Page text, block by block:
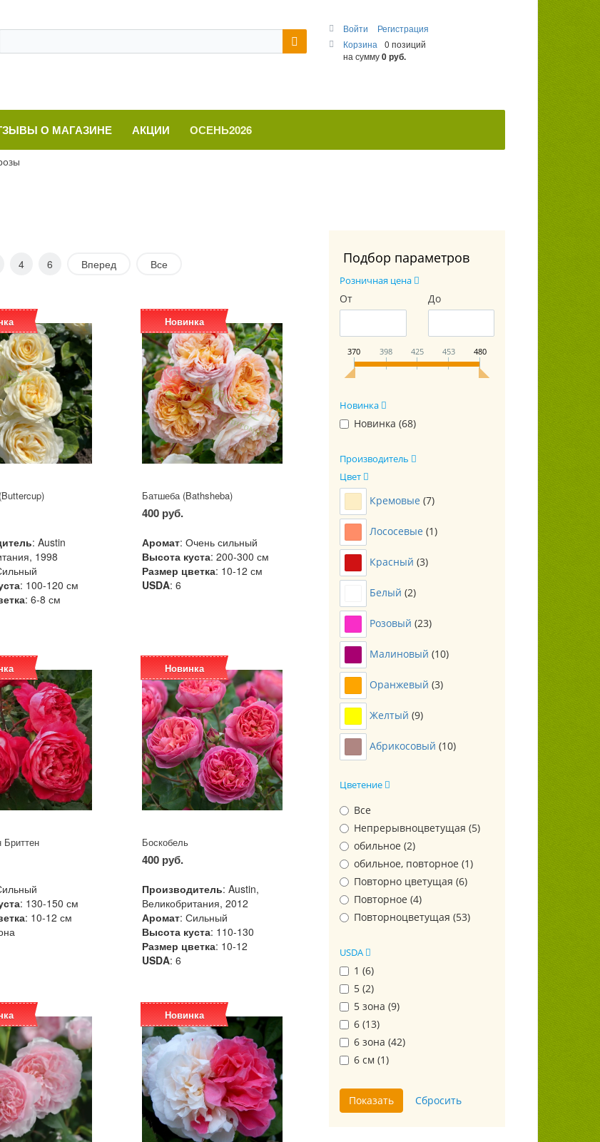
Войти
Регистрация
Корзина
0 позиций
на сумму0 руб.
О МАГАЗИНЕ АКЦИИ ОСЕНЬ2026
Подбор параметров
Розничная цена
От До
370 398 425 453 480
Новинка
Новинка (68)
Производитель
Цвет
Кремовые (7)
Лососевые (1)
Красный (3)
Белый (2)
Розовый (23)
Малиновый (10)
Оранжевый (3)
Желтый (9)
Абрикосовый (10)
Цветение
Все
Непрерывноцветущая (5)
обильное (2)
обильное, повторное (1)
Повторно цветущая (6)
Повторное (4)
Повторноцветущая (53)
USDA
1 (6)
5 (2)
5 зона (9)
6 (13)
6 зона (42)
6 см (1)
4 6 Вперед Все
: Austin
1998
: 100-120 см
: 6-8 см
Новинка
Батшеба (Bathsheba)
400 руб.
Аромат: Очень сильный
Высота куста: 200-300 см
Размер цветка: 10-12 см
USDA: 6
: 130-150 см
: 10-12 см
Новинка
Боскобель
400 руб.
Производитель: Austin,
Великобритания, 2012
Аромат: Сильный
Высота куста: 110-130
Размер цветка: 10-12
USDA: 6
Новинка